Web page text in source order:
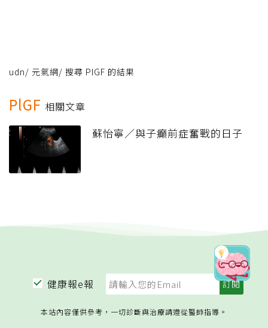
udn/ 元氣網/ 搜尋 PlGF 的結果
PlGF 相關文章
蘇怡寧／與子癲前症奮戰的日子
健康報e報
本站內容僅供參考，一切診斷與治療請遵從醫師指導。